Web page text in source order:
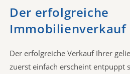
Der erfolgreiche
Immobilienverkauf
Der erfolgreiche Verkauf Ihrer
zuerst einfach erscheint entpuppt